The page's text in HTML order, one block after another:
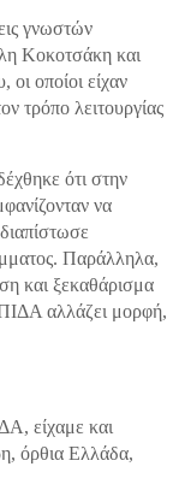
γνωστών
Κοκοτσάκη και
οποίοι είχαν
τρόπο λειτουργίας
ότι στην
να
Παράλληλα,
και ξεκαθάρισμα
αλλάζει μορφή,
είχαμε και
όρθια Ελλάδα,